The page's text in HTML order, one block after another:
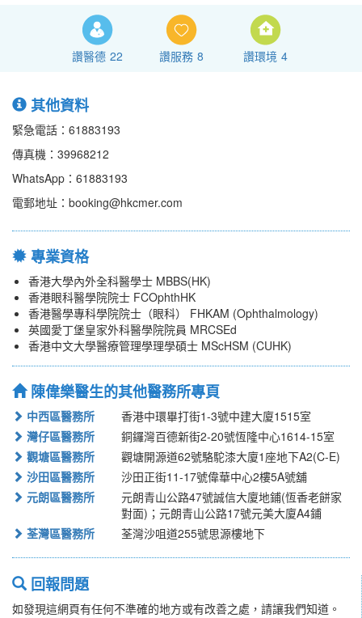
讚醫德 22 讚服務 8 讚環境 4
其他資料
緊急電話：61883193
傳真機：39968212
WhatsApp：61883193
電郵地址：booking@hkcmer.com
專業資格
香港大學內外全科醫學士 MBBS(HK)
香港眼科醫學院院士 FCOphthHK
香港醫學專科學院院士（眼科） FHKAM (Ophthalmology)
英國愛丁堡皇家外科醫學院院員 MRCSEd
香港中文大學醫療管理學理學碩士 MScHSM (CUHK)
陳偉樂醫生的其他醫務所專頁
中西區醫務所
香港中環畢打街1-3號中建大廈1515室
灣仔區醫務所
銅鑼灣百德新街2-20號恆隆中心1614-15室
觀塘區醫務所
觀塘開源道62號駱駝漆大廈1座地下A2(C-E)
沙田區醫務所
沙田正街11-17號偉華中心2樓5A號舖
元朗區醫務所
元朗青山公路47號誠信大廈地鋪(恆香老餅家
對面)；元朗青山公路17號元美大廈A4鋪
荃灣區醫務所
荃灣沙咀道255號思源樓地下
回報問題
如發現這網頁有任何不準確的地方或有改善之處，請讓我們知道。